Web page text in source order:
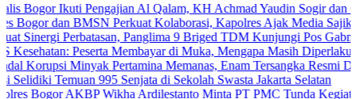
Ikuti Pengajian Al Qalam, KH Achmad Yaudin Sogir dan Gus
BMSN Perkuat Kolaborasi, Kapolres Ajak Media Sajikan
Perbatasan, Panglima 9 Briged TDM Kunjungi Pos Gabma
Peserta Membayar di Muka, Mengapa Masih Diperlakukan
Minyak Pertamina Memanas, Enam Tersangka Resmi Diseret ke
995 Senjata di Sekolah Swasta Jakarta Selatan
AKBP Wikha Ardilestanto Minta PT PMC Tunda Kegiatan Demi